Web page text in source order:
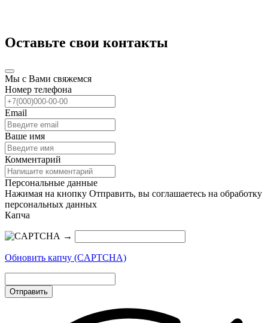
Оставьте свои контакты
Мы с Вами свяжемся
Номер телефона
Email
Ваше имя
Комментарий
Персональные данные
Нажимая на кнопку Отправить, вы соглашаетесь на обработку
персональных данных
Капча
→
Обновить капчу (CAPTCHA)
Отправить